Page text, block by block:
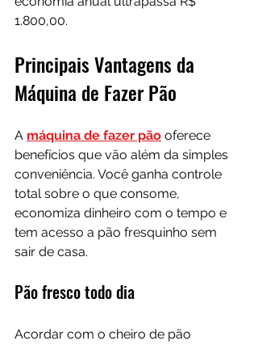
1.800,00.
Principais Vantagens da
Máquina de Fazer Pão
A máquina de fazer pão oferece
benefícios que vão além da simples
conveniência. Você ganha controle
total sobre o que consome,
economiza dinheiro com o tempo e
tem acesso a pão fresquinho sem
sair de casa.
Pão fresco todo dia
Acordar com o cheiro de pão